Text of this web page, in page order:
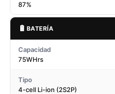
87%
🔋 BATERÍA
Capacidad
75WHrs
Tipo
4-cell Li-ion (2S2P)